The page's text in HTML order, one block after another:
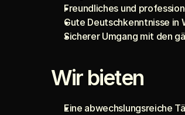
Freundliches und
Gute Deutschkenntnisse in
Sicherer Umgang mit den
Wir bieten
Eine abwechslungsreiche